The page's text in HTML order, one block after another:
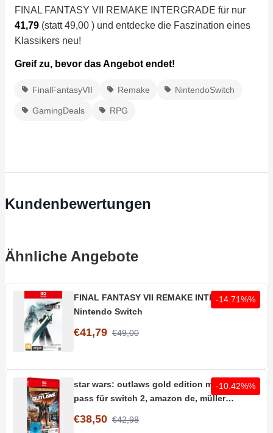
FINAL FANTASY VII REMAKE INTERGRADE für nur
41,79 (statt 49,00 ) und entdecke die Faszination eines
Klassikers neu!
Greif zu, bevor das Angebot endet!
FinalFantasyVII Remake NintendoSwitch
GamingDeals RPG
Kundenbewertungen
Ähnliche Angebote
FINAL FANTASY VII REMAKE INTERGRADE -
Nintendo Switch
€41,79 €49,00
-14.71%%
star wars: outlaws gold edition mit season
pass für switch 2, amazon de, müller
€38,50 €42,98
-10.42%%